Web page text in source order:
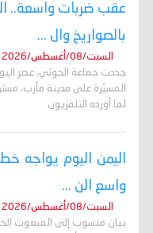
عقب ضربات واسعة..
بالصواريخ وال ...
السبت/08/أغسطس/2026 - 05:59 م
جددت جماعة الحوثي، عصر
المسيّرة على مدينة مأرب،
لما أورده التلفزيون
اليمن اليوم يواجه
واسع الن ...
السبت/08/أغسطس/2026 - 12:10 ص
بيان منسوب إلى المبعوث